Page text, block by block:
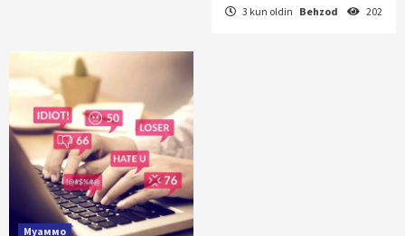
3 kun oldin Behzod 202
Муаммо